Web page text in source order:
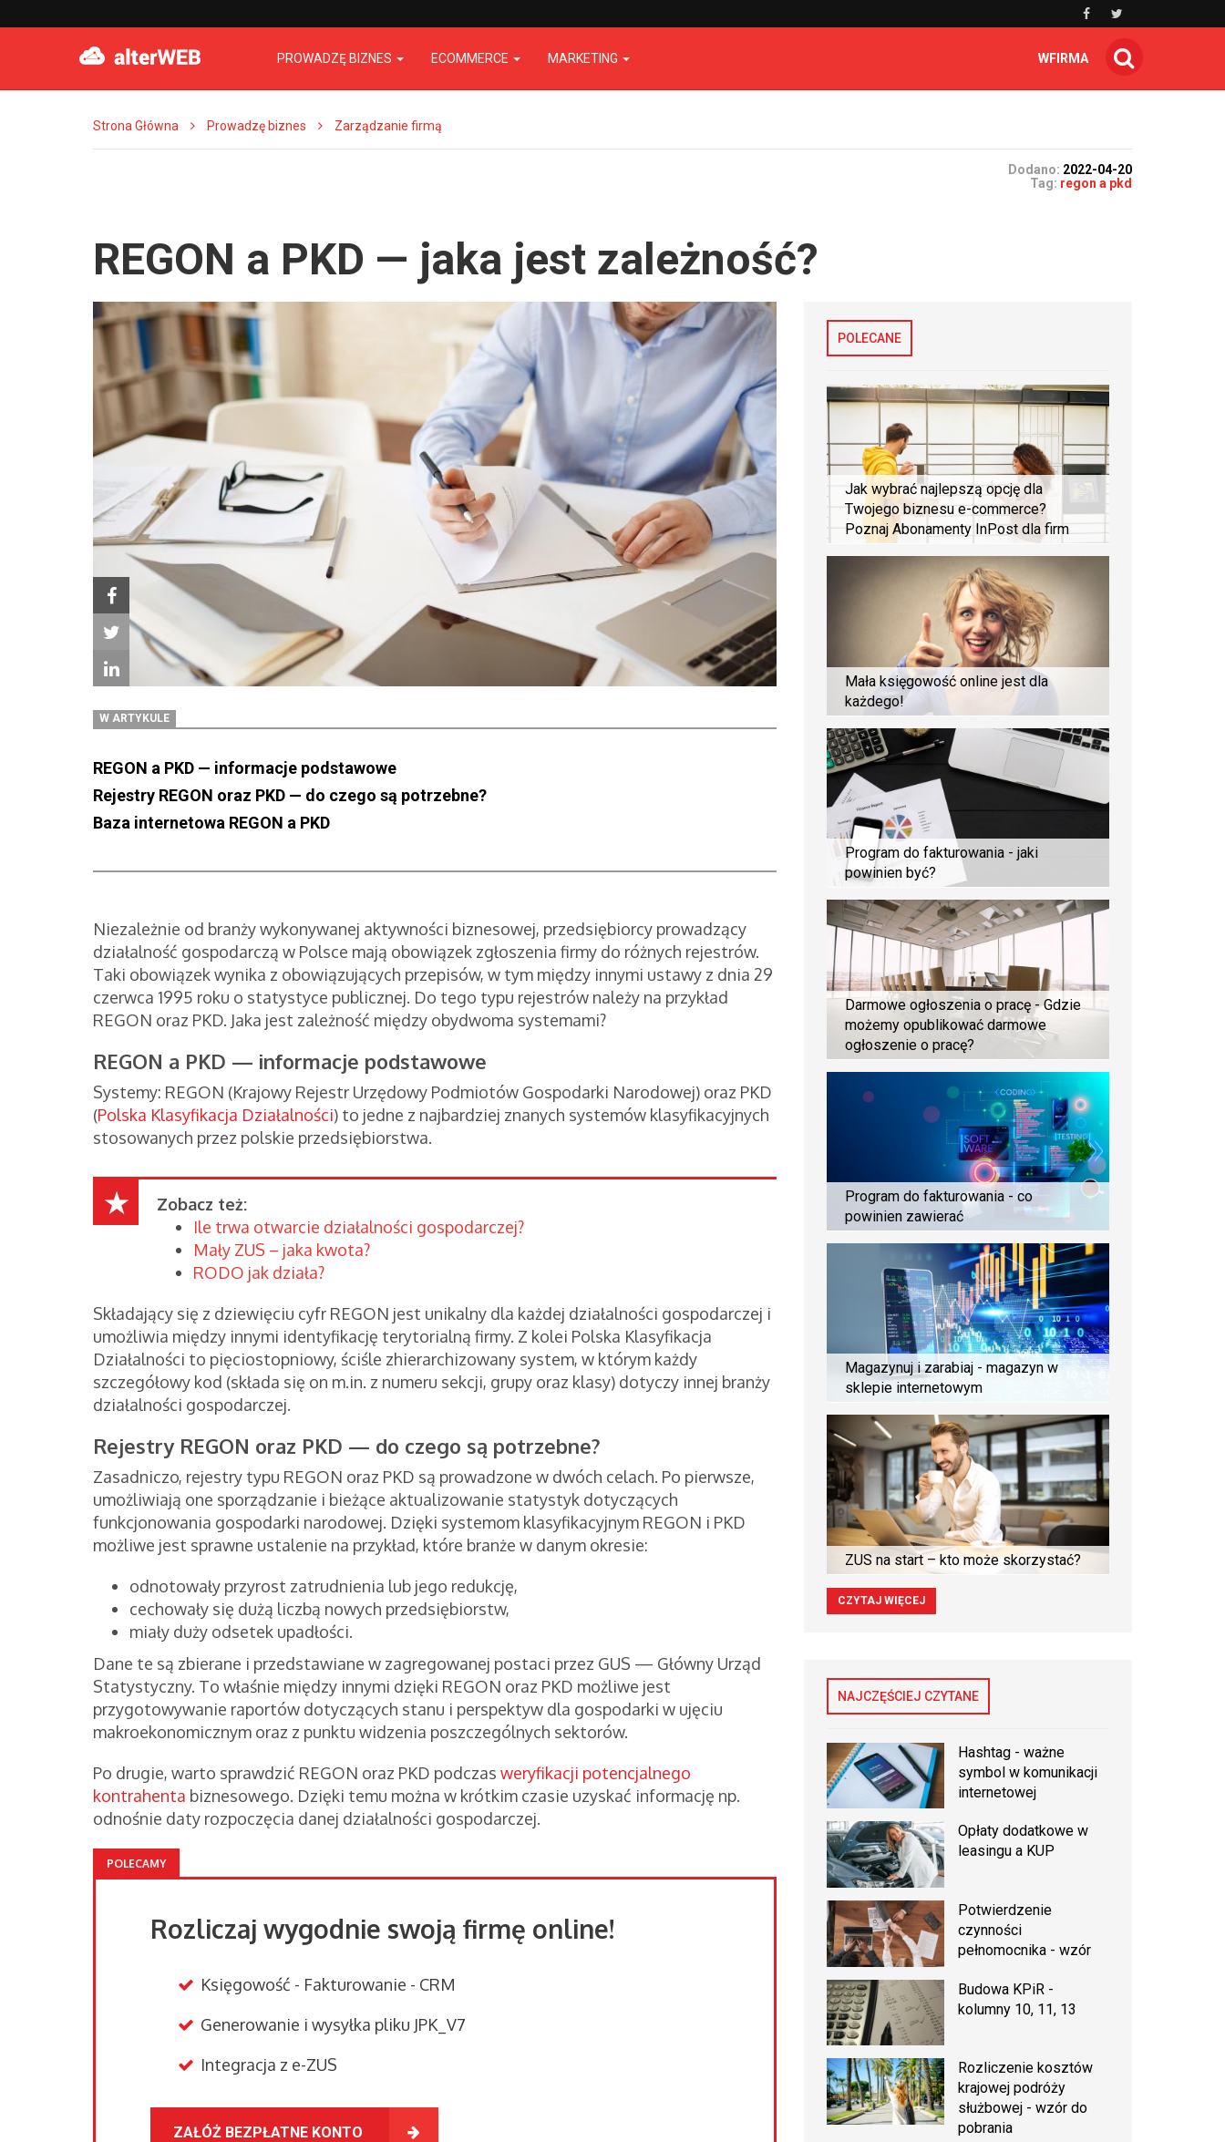
PROWADZĘ BIZNES ECOMMERCE MARKETING WFIRMA
Strona Główna Prowadzę biznes Zarządzanie firmą
Dodano: 2022-04-20
Tag: regon a pkd
REGON a PKD — jaka jest zależność?
W ARTYKULE
REGON a PKD — informacje podstawowe
Rejestry REGON oraz PKD — do czego są potrzebne?
Baza internetowa REGON a PKD
Niezależnie od branży wykonywanej aktywności biznesowej, przedsiębiorcy prowadzący
działalność gospodarczą w Polsce mają obowiązek zgłoszenia firmy do różnych rejestrów.
Taki obowiązek wynika z obowiązujących przepisów, w tym między innymi ustawy z dnia 29
czerwca 1995 roku o statystyce publicznej. Do tego typu rejestrów należy na przykład
REGON oraz PKD. Jaka jest zależność między obydwoma systemami?
REGON a PKD — informacje podstawowe
Systemy: REGON (Krajowy Rejestr Urzędowy Podmiotów Gospodarki Narodowej) oraz PKD
(Polska Klasyfikacja Działalności) to jedne z najbardziej znanych systemów klasyfikacyjnych
stosowanych przez polskie przedsiębiorstwa.
Zobacz też:
Ile trwa otwarcie działalności gospodarczej?
Mały ZUS – jaka kwota?
RODO jak działa?
Składający się z dziewięciu cyfr REGON jest unikalny dla każdej działalności gospodarczej i
umożliwia między innymi identyfikację terytorialną firmy. Z kolei Polska Klasyfikacja
Działalności to pięciostopniowy, ściśle zhierarchizowany system, w którym każdy
szczegółowy kod (składa się on m.in. z numeru sekcji, grupy oraz klasy) dotyczy innej branży
działalności gospodarczej.
Rejestry REGON oraz PKD — do czego są potrzebne?
Zasadniczo, rejestry typu REGON oraz PKD są prowadzone w dwóch celach. Po pierwsze,
umożliwiają one sporządzanie i bieżące aktualizowanie statystyk dotyczących
funkcjonowania gospodarki narodowej. Dzięki systemom klasyfikacyjnym REGON i PKD
możliwe jest sprawne ustalenie na przykład, które branże w danym okresie:
odnotowały przyrost zatrudnienia lub jego redukcję,
cechowały się dużą liczbą nowych przedsiębiorstw,
miały duży odsetek upadłości.
Dane te są zbierane i przedstawiane w zagregowanej postaci przez GUS — Główny Urząd
Statystyczny. To właśnie między innymi dzięki REGON oraz PKD możliwe jest
przygotowywanie raportów dotyczących stanu i perspektyw dla gospodarki w ujęciu
makroekonomicznym oraz z punktu widzenia poszczególnych sektorów.
Po drugie, warto sprawdzić REGON oraz PKD podczas weryfikacji potencjalnego
kontrahenta biznesowego. Dzięki temu można w krótkim czasie uzyskać informację np.
odnośnie daty rozpoczęcia danej działalności gospodarczej.
POLECAMY
Rozliczaj wygodnie swoją firmę online!
Księgowość - Fakturowanie - CRM
Generowanie i wysyłka pliku JPK_V7
Integracja z e-ZUS
ZAŁÓŻ BEZPŁATNE KONTO
POLECANE
Jak wybrać najlepszą opcję dla
Twojego biznesu e-commerce?
Poznaj Abonamenty InPost dla firm
Mała księgowość online jest dla
każdego!
Program do fakturowania - jaki
powinien być?
Darmowe ogłoszenia o pracę - Gdzie
możemy opublikować darmowe
ogłoszenie o pracę?
Program do fakturowania - co
powinien zawierać
Magazynuj i zarabiaj - magazyn w
sklepie internetowym
ZUS na start – kto może skorzystać?
CZYTAJ WIĘCEJ
NAJCZĘŚCIEJ CZYTANE
Hashtag - ważne
symbol w komunikacji
internetowej
Opłaty dodatkowe w
leasingu a KUP
Potwierdzenie
czynności
pełnomocnika - wzór
Budowa KPiR -
kolumny 10, 11, 13
Rozliczenie kosztów
krajowej podróży
służbowej - wzór do
pobrania